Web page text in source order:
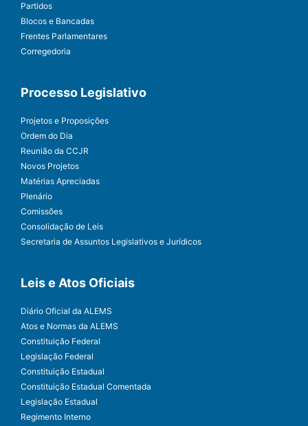
Partidos
Blocos e Bancadas
Frentes Parlamentares
Corregedoria
Processo Legislativo
Projetos e Proposições
Ordem do Dia
Reunião da CCJR
Novos Projetos
Matérias Apreciadas
Plenário
Comissões
Consolidação de Leis
Secretaria de Assuntos Legislativos e Jurídicos
Leis e Atos Oficiais
Diário Oficial da ALEMS
Atos e Normas da ALEMS
Constituição Federal
Legislação Federal
Constituição Estadual
Constituição Estadual Comentada
Legislação Estadual
Regimento Interno